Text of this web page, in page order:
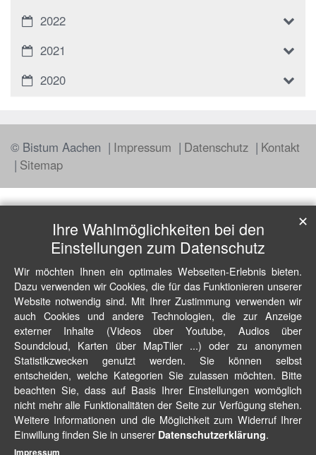
2022
2021
2020
© Bistum Aachen Impressum Datenschutz
Kontakt
Sitemap
Ihre Wahlmöglichkeiten bei den
Einstellungen zum Datenschutz
Wir möchten Ihnen ein optimales Webseiten-Erlebnis bieten.
Dazu verwenden wir Cookies, die für das Funktionieren unserer
Website notwendig sind. Mit Ihrer Zustimmung verwenden wir
auch Cookies und andere Technologien, die zur Anzeige
externer Inhalte (Videos über Youtube, Audios über
Soundcloud, Karten über MapTiler ...) oder zu anonymen
Statistikzwecken genutzt werden. Sie können selbst
entscheiden, welche Kategorien Sie zulassen möchten. Bitte
beachten Sie, dass auf Basis Ihrer Einstellungen womöglich
nicht mehr alle Funktionalitäten der Seite zur Verfügung stehen.
Weitere Informationen und die Möglichkeit zum Widerruf Ihrer
Einwillung finden Sie in unserer Datenschutzerklärung.
✕
Impressum